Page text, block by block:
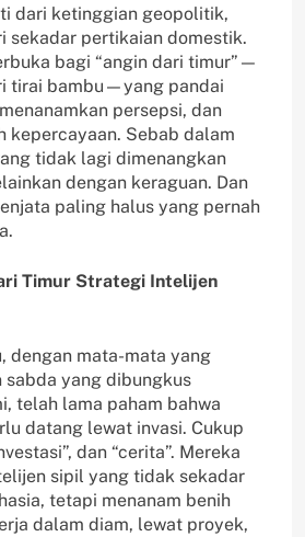
dari ketinggian geopolitik,
sekadar pertikaian domestik.
bagi “angin dari timur”—
tirai bambu—yang pandai
persepsi, dan
kepercayaan. Sebab dalam
tidak lagi dimenangkan
dengan keraguan. Dan
paling halus yang pernah
Timur Strategi Intelijen
dengan mata-mata yang
sabda yang dibungkus
telah lama paham bahwa
datang lewat invasi. Cukup
dan “cerita”. Mereka
sipil yang tidak sekadar
tetapi menanam benih
dalam diam, lewat proyek,